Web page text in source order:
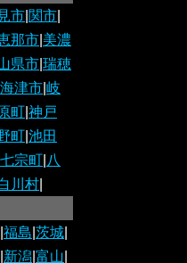
市 関市
那市 美濃
県市 瑞穂
海津市 岐
町 神戸
町 池田
七宗町 八
川村
福島 茨城
新潟 富山